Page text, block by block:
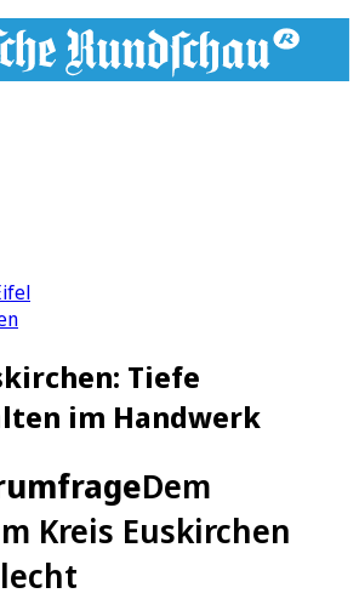
Tiefe
im Handwerk
Dem
Kreis Euskirchen